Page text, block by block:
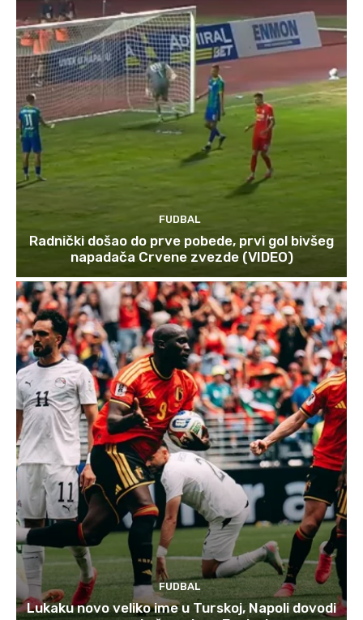
FUDBAL
Radnički došao do prve pobede, prvi gol bivšeg
napadača Crvene zvezde (VIDEO)
FUDBAL
Lukaku novo veliko ime u Turskoj, Napoli dovodi